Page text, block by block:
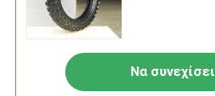
Να συνεχίσει